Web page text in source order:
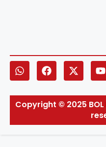
Copyright © 2025